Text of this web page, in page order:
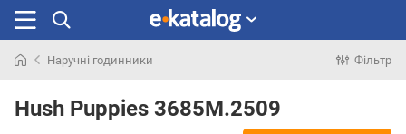
раніше
Наручні годинники Фільтр
Hush Puppies 3685M.2509